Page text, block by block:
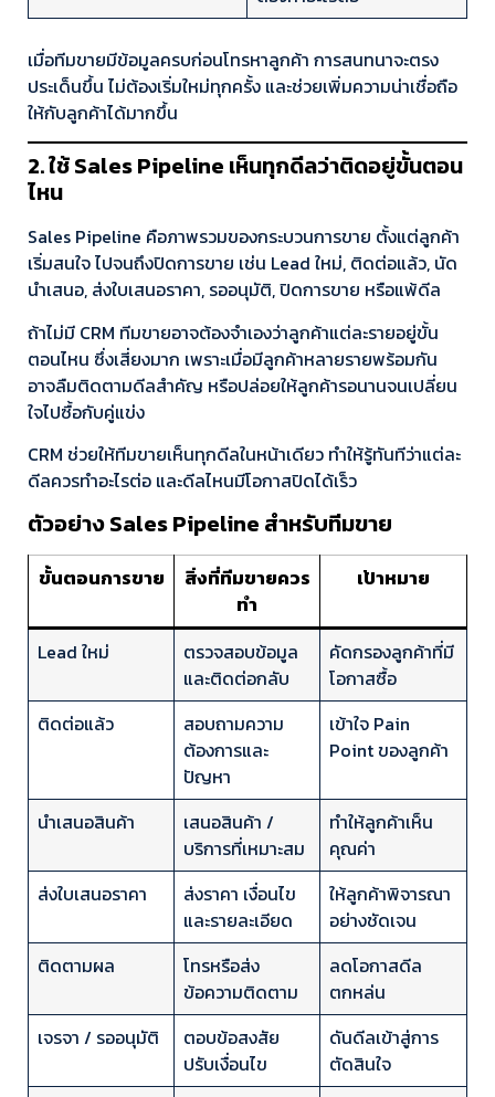
เมื่อทีมขายมีข้อมูลครบก่อนโทรหาลูกค้า การสนทนาจะตรง
ประเด็นขึ้น ไม่ต้องเริ่มใหม่ทุกครั้ง และช่วยเพิ่มความน่าเชื่อถือ
ให้กับลูกค้าได้มากขึ้น
2. ใช้ Sales Pipeline เห็นทุกดีลว่าติดอยู่ขั้นตอน
ไหน
Sales Pipeline คือภาพรวมของกระบวนการขาย ตั้งแต่ลูกค้า
เริ่มสนใจ ไปจนถึงปิดการขาย เช่น Lead ใหม่, ติดต่อแล้ว, นัด
นำเสนอ, ส่งใบเสนอราคา, รออนุมัติ, ปิดการขาย หรือแพ้ดีล
ถ้าไม่มี CRM ทีมขายอาจต้องจำเองว่าลูกค้าแต่ละรายอยู่ขั้น
ตอนไหน ซึ่งเสี่ยงมาก เพราะเมื่อมีลูกค้าหลายรายพร้อมกัน
อาจลืมติดตามดีลสำคัญ หรือปล่อยให้ลูกค้ารอนานจนเปลี่ยน
ใจไปซื้อกับคู่แข่ง
CRM ช่วยให้ทีมขายเห็นทุกดีลในหน้าเดียว ทำให้รู้ทันทีว่าแต่ละ
ดีลควรทำอะไรต่อ และดีลไหนมีโอกาสปิดได้เร็ว
ตัวอย่าง Sales Pipeline สำหรับทีมขาย
ขั้นตอนการขาย
สิ่งที่ทีมขายควร
ทำ
เป้าหมาย
Lead ใหม่
ตรวจสอบข้อมูล
และติดต่อกลับ
คัดกรองลูกค้าที่มี
โอกาสซื้อ
ติดต่อแล้ว
สอบถามความ
ต้องการและ
ปัญหา
เข้าใจ Pain
Point ของลูกค้า
นำเสนอสินค้า
เสนอสินค้า /
บริการที่เหมาะสม
ทำให้ลูกค้าเห็น
คุณค่า
ส่งใบเสนอราคา
ส่งราคา เงื่อนไข
และรายละเอียด
ให้ลูกค้าพิจารณา
อย่างชัดเจน
ติดตามผล
โทรหรือส่ง
ข้อความติดตาม
ลดโอกาสดีล
ตกหล่น
เจรจา / รออนุมัติ
ตอบข้อสงสัย
ปรับเงื่อนไข
ดันดีลเข้าสู่การ
ตัดสินใจ